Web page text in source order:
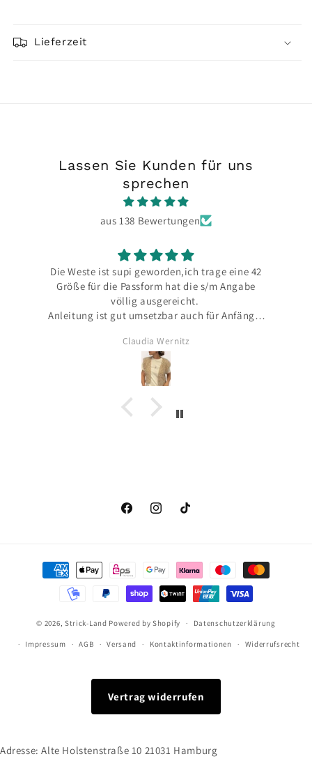
Lieferzeit
Lassen Sie Kunden für uns
sprechen
aus 138 Bewertungen
Die Weste ist supi geworden,ich trage eine 42
Größe für die Passform hat die s/m Angabe
völlig ausgereicht.
Anleitung ist gut umsetzbar auch für Anfänger
Claudia Wernitz
FacebookInstagramTikTok
Zahlungsmethoden
© 2026, Strick-Land Powered by Shopify Datenschutzerklärung
Impressum AGB Versand Kontaktinformationen Widerrufsrecht
Vertrag widerrufen
Adresse: Alte Holstenstraße 10 21031 Hamburg